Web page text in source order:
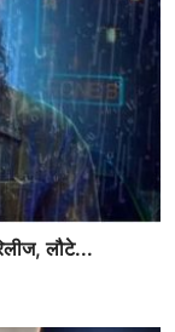
लौटे...